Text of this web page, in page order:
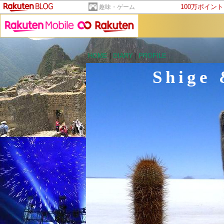
趣味・ゲーム 100万ポイン
HOME| DIARY | PROFILE
Shige